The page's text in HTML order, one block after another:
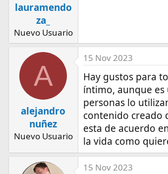
lauramendo
za_
Nuevo Usuario
A
alejandro
nuñez
Nuevo Usuario
15 Nov 2023
Hay gustos para
íntimo, aunque
personas lo
contenido creado
esta de acuerdo
la vida como
15 Nov 2023